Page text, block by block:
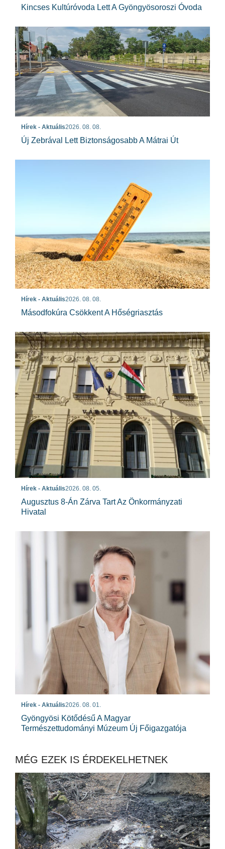
Kincses Kultúróvoda Lett A Gyöngyösoroszi Óvoda
Hírek - Aktuális2026. 08. 08.
Új Zebrával Lett Biztonságosabb A Mátrai Út
Hírek - Aktuális2026. 08. 08.
Másodfokúra Csökkent A Hőségriasztás
Hírek - Aktuális2026. 08. 05.
Augusztus 8-Án Zárva Tart Az Önkormányzati
Hivatal
Hírek - Aktuális2026. 08. 01.
Gyöngyösi Kötődésű A Magyar
Természettudományi Múzeum Új Főigazgatója
MÉG EZEK IS ÉRDEKELHETNEK